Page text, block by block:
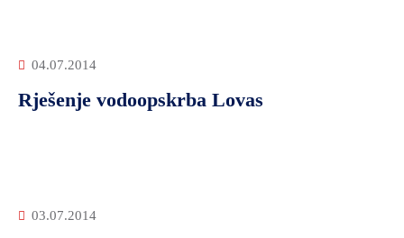
04.07.2014
Rješenje vodoopskrba Lovas
03.07.2014